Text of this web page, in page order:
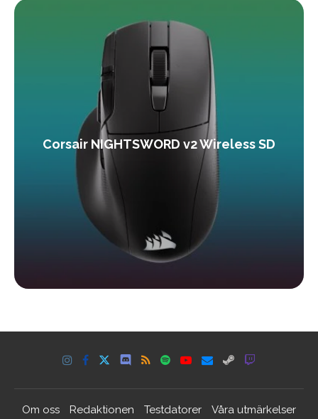
Corsair NIGHTSWORD v2 Wireless SD
Om oss Redaktionen Testdatorer Våra utmärkelser